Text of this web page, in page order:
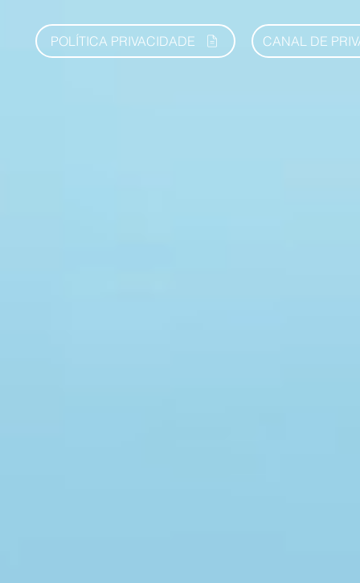
POLÍTICA PRIVACIDADE CANAL DE